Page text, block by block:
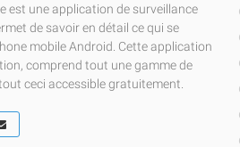
est une application de surveillance
de savoir en détail ce qui se
mobile Android. Cette application
comprend tout une gamme de
ceci accessible gratuitement.